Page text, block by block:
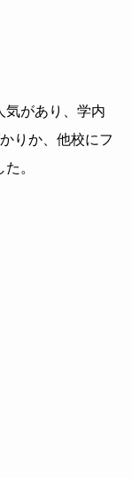
気があり、学内
りか、他校にフ
。